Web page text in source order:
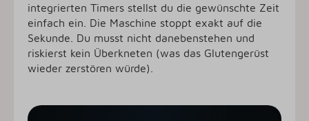
integrierten Timers stellst du die gewünschte Zeit
einfach ein. Die Maschine stoppt exakt auf die
Sekunde. Du musst nicht danebenstehen und
riskierst kein Überkneten (was das Glutengerüst
wieder zerstören würde).